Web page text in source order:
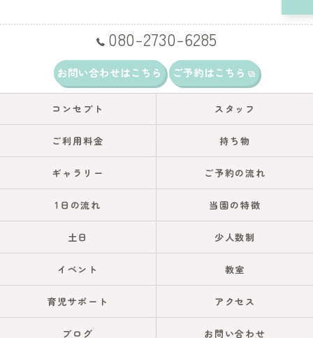
080-2730-6285
お問い合わせはこちら ご予約はこちら
コンセプト スタッフ
ご利用料金 持ち物
ギャラリー ご予約の流れ
1日の流れ 当園の特徴
土日 少人数制
イベント 教室
育児サポート アクセス
ブログ お問い合わせ